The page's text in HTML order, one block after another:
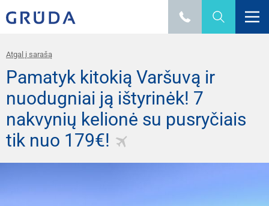
Atgal į sarašą
Pamatyk kitokią Varšuvą ir
nuodugniai ją ištyrinėk! 7
nakvynių kelionė su pusryčiais
tik nuo 179€!